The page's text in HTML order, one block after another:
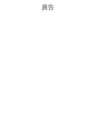
廣告